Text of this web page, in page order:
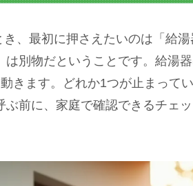
、最初に押さえたいのは「給
別物だということです。給湯
きます。どれか1つが止まって
前に、家庭で確認できるチェ